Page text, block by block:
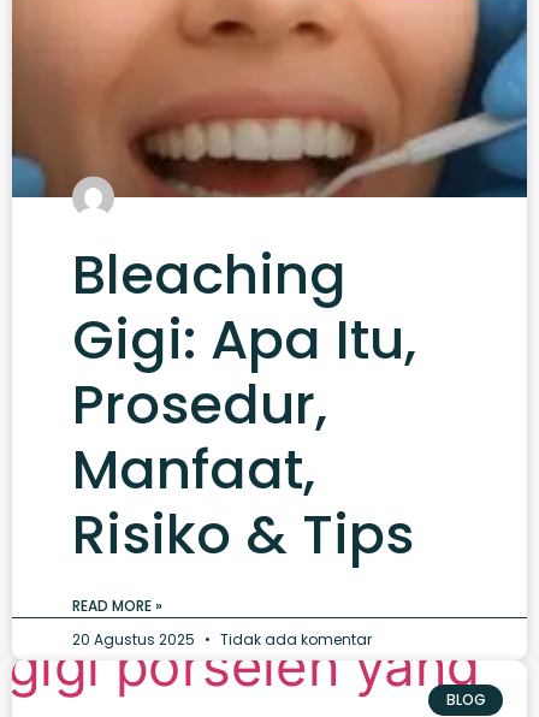
Bleaching
Gigi: Apa Itu,
Prosedur,
Manfaat,
Risiko & Tips
READ MORE »
20 Agustus 2025
Tidak ada komentar
BLOG